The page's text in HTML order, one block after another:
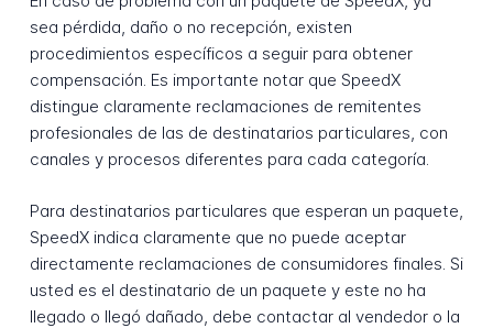
sea pérdida, daño o no recepción, existen
procedimientos específicos a seguir para obtener
compensación. Es importante notar que SpeedX
distingue claramente reclamaciones de remitentes
profesionales de las de destinatarios particulares, con
canales y procesos diferentes para cada categoría.
Para destinatarios particulares que esperan un paquete,
SpeedX indica claramente que no puede aceptar
directamente reclamaciones de consumidores finales. Si
usted es el destinatario de un paquete y este no ha
llegado o llegó dañado, debe contactar al vendedor o la